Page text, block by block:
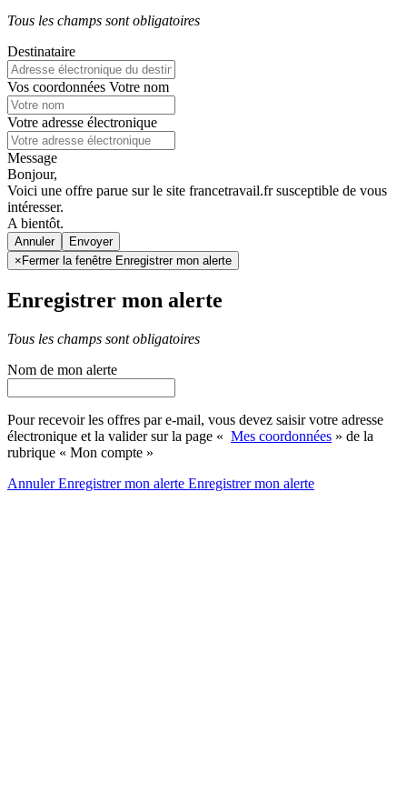
Tous les champs sont obligatoires
Destinataire
Vos coordonnées Votre nom
Votre adresse électronique
Message
Bonjour,
Voici une offre parue sur le site francetravail.fr susceptible de vous
intéresser.
A bientôt.
Annuler
× Fermer la fenêtre Enregistrer mon alerte
Enregistrer mon alerte
Tous les champs sont obligatoires
Nom de mon alerte
Pour recevoir les offres par e-mail, vous devez saisir votre adresse
électronique et la valider sur la page « Mes coordonnées » de la
rubrique « Mon compte »
AnnulerEnregistrer mon alerte Enregistrermon alerte